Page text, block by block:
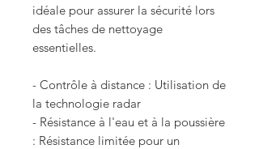
idéale pour assurer la sécurité lors
des tâches de nettoyage
essentielles.
- Contrôle à distance : Utilisation de
la technologie radar
- Résistance à l'eau et à la poussière
: Résistance limitée pour un